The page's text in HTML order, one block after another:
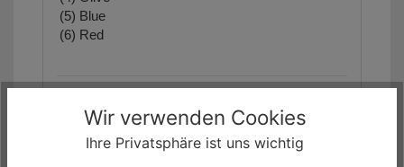
(5) Blue
(6) Red
(Abweichungen zur Artikelbeschreibung sind
möglich, da sich der Hersteller das Recht
vorbehält, die Produktspezifikation zu ändern).
Wir verwenden Cookies
Ihre Privatsphäre ist uns wichtig